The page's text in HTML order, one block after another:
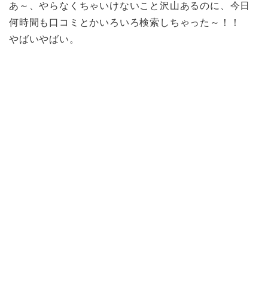
あ～、やらなくちゃいけないこと沢山あるのに、今日
何時間も口コミとかいろいろ検索しちゃった～！！
やばいやばい。